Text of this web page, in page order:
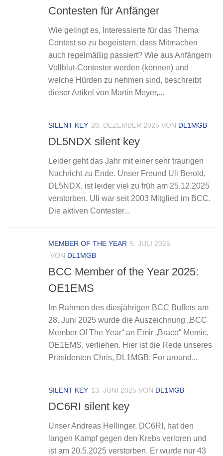
Contesten für Anfänger
Wie gelingt es, Interessierte für das Thema
Contest so zu begeistern, dass Mitmachen
auch regelmäßig passiert? Wie aus Anfängern
Vollblut-Contester werden (können) und
welche Hürden zu nehmen sind, beschreibt
dieser Artikel von Martin Meyer,...
SILENT KEY 28. DEZEMBER 2025 VON DL1MGB
DL5NDX silent key
Leider geht das Jahr mit einer sehr traurigen
Nachricht zu Ende. Unser Freund Uli Berold,
DL5NDX, ist leider viel zu früh am 25.12.2025
verstorben. Uli war seit 2003 Mitglied im BCC.
Die aktiven Contester...
MEMBER OF THE YEAR 5. JULI 2025
VON DL1MGB
BCC Member of the Year 2025:
OE1EMS
Im Rahmen des diesjährigen BCC Buffets am
28. Juni 2025 wurde die Auszeichnung „BCC
Member Of The Year“ an Emir „Braco“ Memic,
OE1EMS, verliehen. Hier ist die Rede unseres
Präsidenten Chris, DL1MGB: For around...
SILENT KEY 13. JUNI 2025 VON DL1MGB
DC6RI silent key
Unser Andreas Hellinger, DC6RI, hat den
langen Kampf gegen den Krebs verloren und
ist am 20.5.2025 verstorben. Er wurde nur 43